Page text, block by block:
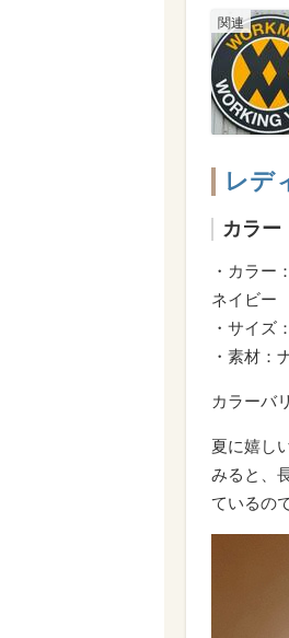
レデ
カラー
・カラー
ネイビー
・サイズ
・素材：
カラーバ
夏に嬉し
みると、
ているの